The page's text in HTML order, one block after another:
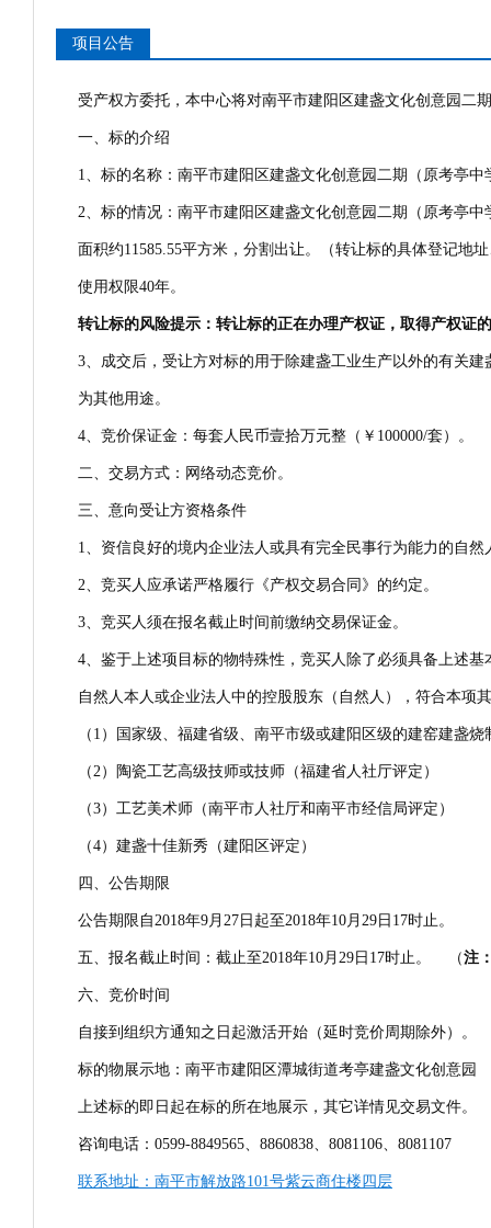
项目公告
受产权方委托，本中心将对南平市建阳区建盏文化创意园二
一、标的介绍
1、标的名称：南平市建阳区建盏文化创意园二期（原考亭
2、标的情况：南平市建阳区建盏文化创意园二期（原考亭
面积约11585.55平方米，分割出让。（转让标的具体登记地
使用权限40年。
转让标的风险提示：转让标的正在办理产权证，取得产权证
3、成交后，受让方对标的用于除建盏工业生产以外的有关
为其他用途。
4、竞价保证金：每套人民币壹拾万元整（￥100000/套）。
二、交易方式：网络动态竞价。
三、意向受让方资格条件
1、资信良好的境内企业法人或具有完全民事行为能力的自然
2、竞买人应承诺严格履行《产权交易合同》的约定。
3、竞买人须在报名截止时间前缴纳交易保证金。
4、鉴于上述项目标的物特殊性，竞买人除了必须具备上述
自然人本人或企业法人中的控股股东（自然人），符合本项
（1）国家级、福建省级、南平市级或建阳区级的建窑建盏
（2）陶瓷工艺高级技师或技师（福建省人社厅评定）
（3）工艺美术师（南平市人社厅和南平市经信局评定）
（4）建盏十佳新秀（建阳区评定）
四、公告期限
公告期限自2018年9月27日起至2018年10月29日17时止。
五、报名截止时间：截止至2018年10月29日17时止。 （注
六、竞价时间
自接到组织方通知之日起激活开始（延时竞价周期除外）。
标的物展示地：南平市建阳区潭城街道考亭建盏文化创意园
上述标的即日起在标的所在地展示，其它详情见交易文件。
咨询电话：0599-8849565、8860838、8081106、8081107
联系地址：南平市解放路101号紫云商住楼四层